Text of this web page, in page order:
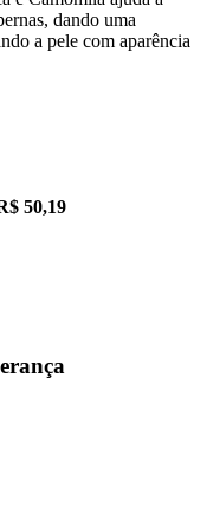
dando uma
a pele com aparência
50,19